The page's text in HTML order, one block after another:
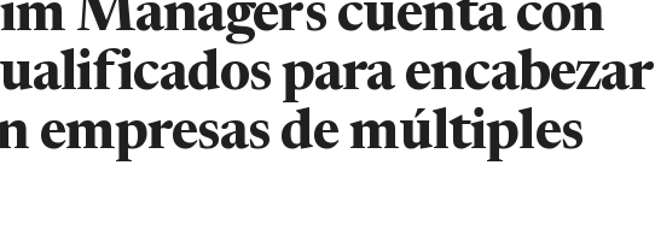
Managers cuenta con
para encabezar
empresas de múltiples